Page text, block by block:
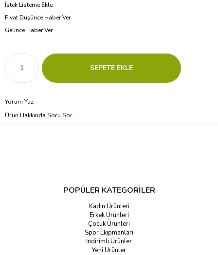
İstek Listeme Ekle
Fiyat Düşünce Haber Ver
Gelince Haber Ver
Yorum Yaz
Ürün Hakkında Soru Sor
POPÜLER KATEGORİLER
Kadın Ürünleri
Erkek Ürünleri
Çocuk Ürünleri
Spor Ekipmanları
İndirimli Ürünler
Yeni Ürünler